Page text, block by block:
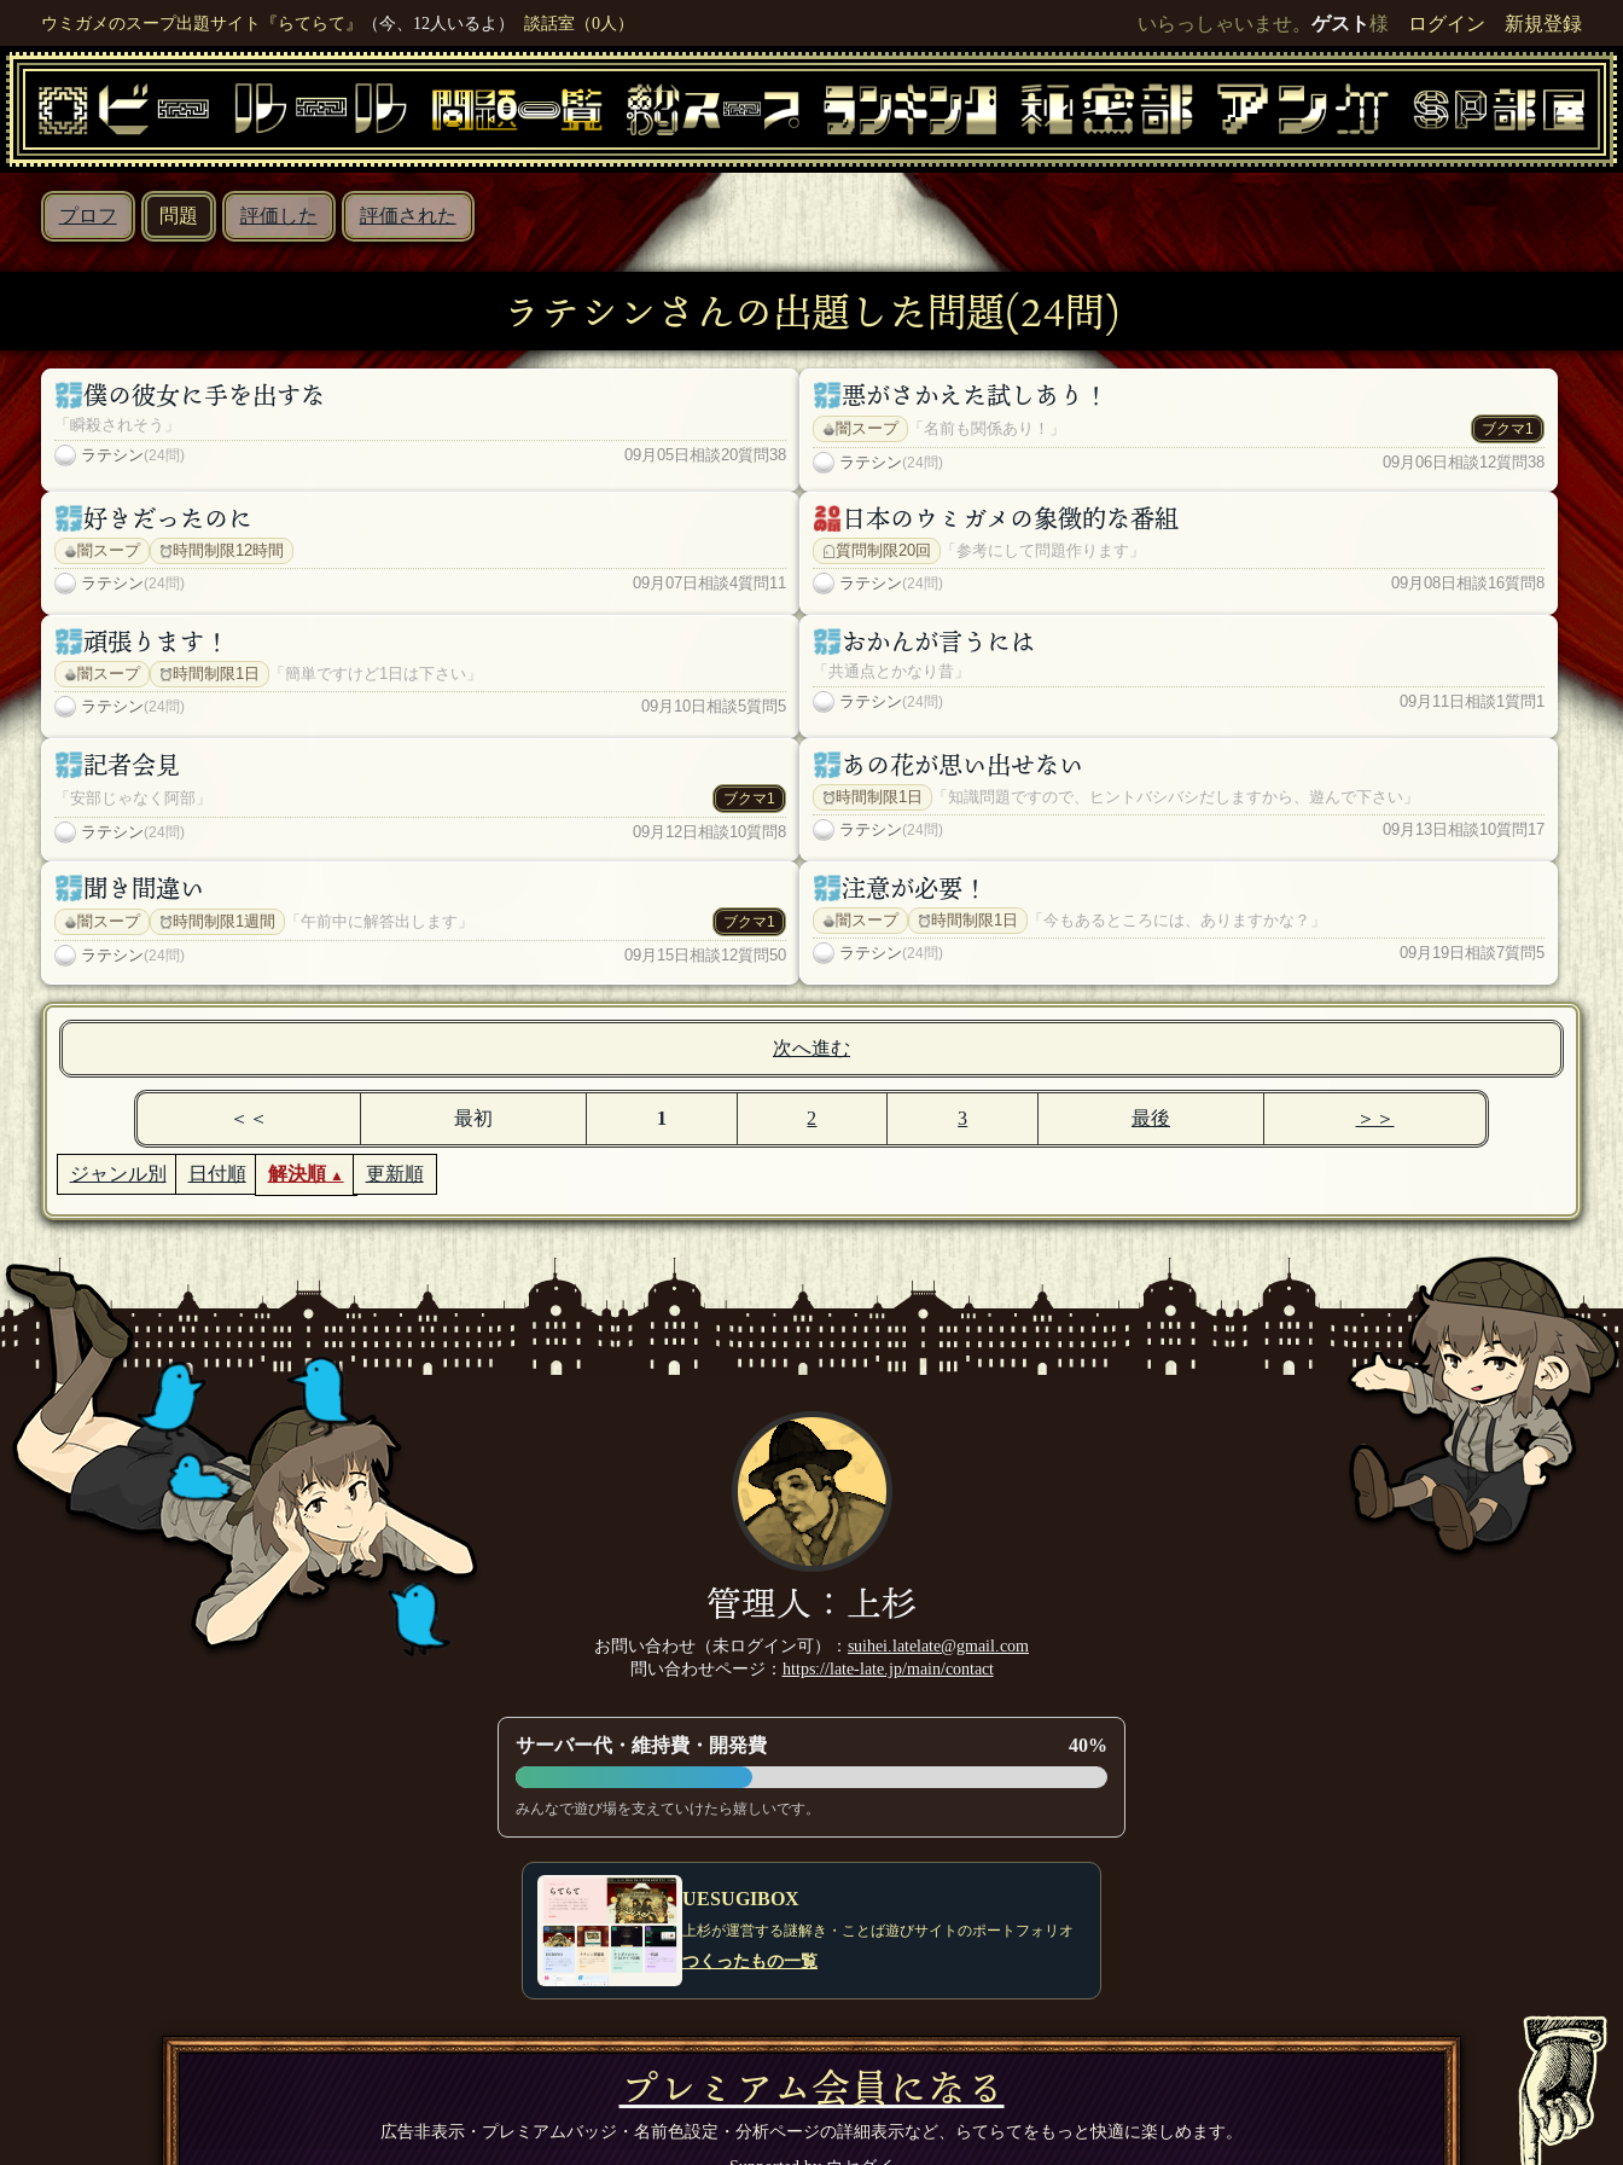
ウミガメのスープ出題サイト『らてらて』 （今、12人いるよ） 談話室（0人） いらっしゃいませ。ゲスト様 ログイン 新規登録
プロフ 問題 評価した 評価された
ラテシンさんの出題した問題(24問)
僕の彼女に手を出すな
「瞬殺されそう」
ラテシン(24問) 09月05日 相談20質問38
悪がさかえた試しあり！
闇スープ 「名前も関係あり！」 ブクマ1
ラテシン(24問) 09月06日 相談12質問38
好きだったのに
闇スープ
時間制限12時間
ラテシン(24問) 09月07日 相談4質問11
日本のウミガメの象徴的な番組
質問制限20回
「参考にして問題作ります」
ラテシン(24問) 09月08日 相談16質問8
頑張ります！
闇スープ 時間制限1日
「簡単ですけど1日は下さい」
ラテシン(24問) 09月10日 相談5質問5
おかんが言うには
「共通点とかなり昔」
ラテシン(24問) 09月11日 相談1質問1
記者会見
「安部じゃなく阿部」 ブクマ1
ラテシン(24問) 09月12日 相談10質問8
あの花が思い出せない
時間制限1日
「知識問題ですので、ヒントバシバシだしますから、遊んで下さい」
ラテシン(24問) 09月13日 相談10質問17
聞き間違い
闇スープ 時間制限1週間 「午前中に解答出します」 ブクマ1
ラテシン(24問) 09月15日 相談12質問50
注意が必要！
闇スープ 時間制限1日
「今もあるところには、ありますかな？」
ラテシン(24問) 09月19日 相談7質問5
次へ進む
＜＜ 最初 1 2 3 最後 ＞＞
ジャンル別 日付順 解決順 更新順
管理人：上杉
お問い合わせ（未ログイン可）： suihei.latelate@gmail.com
問い合わせページ： https://late-late.jp/main/contact
サーバー代・維持費・開発費 40%
みんなで遊び場を支えていけたら嬉しいです。
UESUGIBOX
上杉が運営する謎解き・ことば遊びサイトのポートフォリオ
つくったもの一覧
プレミアム会員になる
広告非表示・プレミアムバッジ・名前色設定・分析ページの詳細表示など、らてらてをもっと快適に楽しめます。